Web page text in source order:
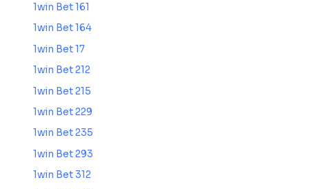
1win Bet 161
1win Bet 164
1win Bet 17
1win Bet 212
1win Bet 215
1win Bet 229
1win Bet 235
1win Bet 293
1win Bet 312